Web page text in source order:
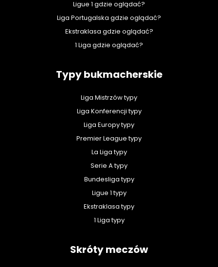
Ligue 1 gdzie oglądać?
Liga Portugalska gdzie oglądać?
Ekstraklasa gdzie oglądać?
1 Liga gdzie oglądać?
Typy bukmacherskie
Liga Mistrzów typy
Liga Konferencji typy
Liga Europy typy
Premier League typy
La Liga typy
Serie A typy
Bundesliga typy
Ligue 1 typy
Ekstraklasa typy
1 Liga typy
Skróty meczów